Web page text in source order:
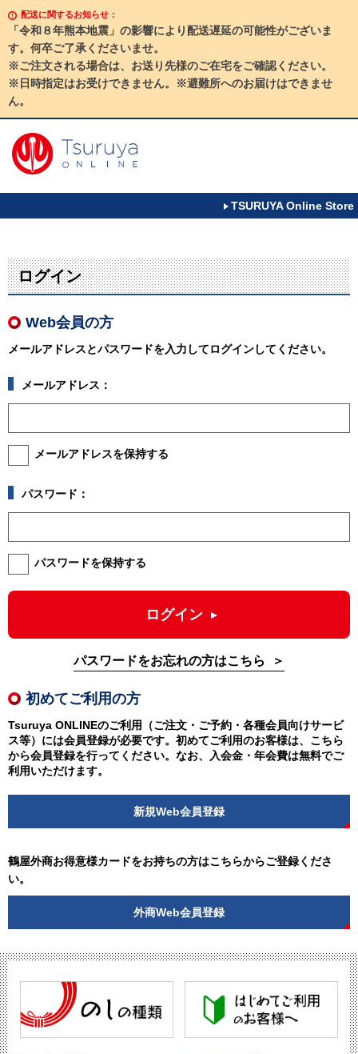
配送に関するお知らせ：
「令和８年熊本地震」の影響により配送遅延の可能性がございま
す。何卒ご了承くださいませ。
※ご注文される場合は、お送り先様のご在宅をご確認ください。
※日時指定はお受けできません。※避難所へのお届けはできませ
ん。
TSURUYA Online Store
ログイン
Web会員の方
メールアドレスとパスワードを入力してログインしてください。
メールアドレス：
メールアドレスを保持する
パスワード：
パスワードを保持する
ログイン
パスワードをお忘れの方はこちら
初めてご利用の方
Tsuruya ONLINEのご利用（ご注文・ご予約・各種会員向けサービ
ス等）には会員登録が必要です。初めてご利用のお客様は、こちら
から会員登録を行ってください。なお、入会金・年会費は無料でご
利用いただけます。
新規Web会員登録
鶴屋外商お得意様カードをお持ちの方はこちらからご登録くださ
い。
外商Web会員登録